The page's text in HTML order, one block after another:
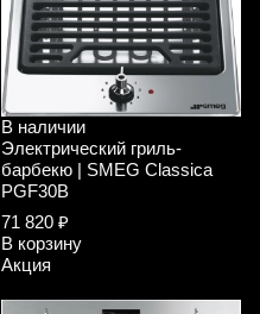
В наличии
Электрический гриль-
барбекю | SMEG Classica
PGF30B
71 820 ₽
В корзину
Акция